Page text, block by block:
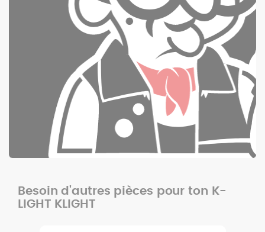
Besoin d'autres pièces pour ton K-
LIGHT KLIGHT